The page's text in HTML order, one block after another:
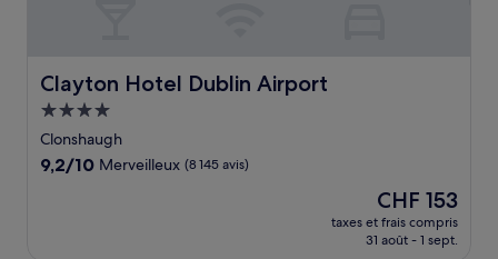
Clayton Hotel Dublin Airport
Clayton Hotel Dublin Airport
Hébergement
4.0 étoiles
Clonshaugh
9.2
9,2/10 Merveilleux (8 145 avis)
Le
nouveau
prix
CHF 153
taxes et frais compris
31 août - 1 sept.